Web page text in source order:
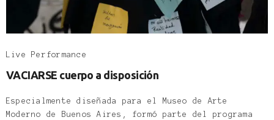
Live Performance
VACIARSE cuerpo a disposición
Especialmente diseñada para el Museo de Arte
Moderno de Buenos Aires, formó parte del programa